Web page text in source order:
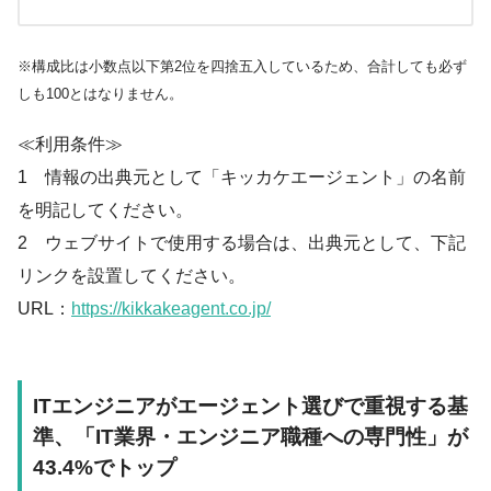
※構成比は小数点以下第2位を四捨五入しているため、合計しても必ず
しも100とはなりません。
≪利用条件≫
1 情報の出典元として「キッカケエージェント」の名前
を明記してください。
2 ウェブサイトで使用する場合は、出典元として、下記
リンクを設置してください。
URL： https://kikkakeagent.co.jp/
ITエンジニアがエージェント選びで重視する基
準、「IT業界・エンジニア職種への専門性」が
43.4%でトップ